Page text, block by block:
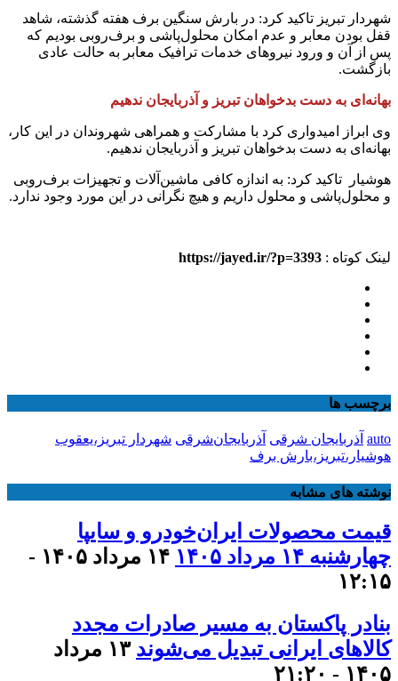
شهردار تبریز تاکید کرد: در بارش‌ سنگین برف هفته گذشته، شاهد
قفل بودن معابر و عدم امکان محلول‌پاشی و برف‌روبی بودیم که
پس از آن و ورود نیروهای خدمات ترافیک معابر به حالت عادی
بازگشت.
بهانه‌ای به دست بدخواهان تبریز و آذربایجان ندهیم
وی ابراز امیدواری کرد با مشارکت و همراهی شهروندان در این کار،
بهانه‌ای به دست بدخواهان تبریز و آذربایجان ندهیم.
هوشیار تاکید کرد: به اندازه کافی ماشین‌آلات و تجهیزات برف‌روبی
و محلول‌پاشی و محلول داریم و هیچ نگرانی در این مورد وجود ندارد.
لینک کوتاه : https://jayed.ir/?p=3393
برچسب ها
auto آذربایجان شرقی آذربایجان‌شرقی شهردار تبریز،یعقوب
هوشیار،تبریز،بارش برف
نوشته های مشابه
قیمت محصولات ایران‌خودرو و سایپا
چهارشنبه ۱۴ مرداد ۱۴۰۵
۱۴ مرداد ۱۴۰۵ -
۱۲:۱۵
بنادر پاکستان به مسیر صادرات مجدد
کالاهای ایرانی تبدیل می‌شوند
۱۳ مرداد
۱۴۰۵ - ۲۱:۲۰